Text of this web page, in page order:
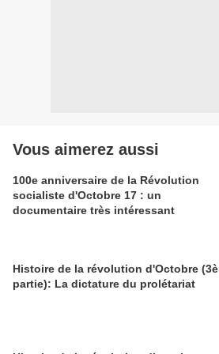
Vous aimerez aussi
100e anniversaire de la Révolution
socialiste d'Octobre 17 : un
documentaire très intéressant
Histoire de la révolution d'Octobre (3è
partie): La dictature du prolétariat